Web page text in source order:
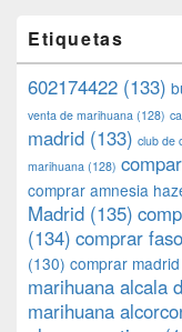
Etiquetas
602174422 (133)
venta de marihuana (128)
madrid (133) club de
marihuana (128)
comprar amnesia
Madrid (135)
(134) comprar
(130) comprar
marihuana alcala
marihuana